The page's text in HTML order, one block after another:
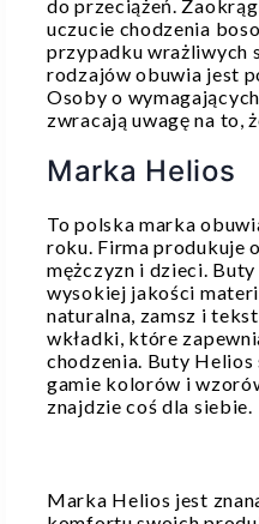
do przeciążeń.
uczucie chodzenia
przypadku wrażliwych
rodzajów obuwia jest
Osoby o
zwracają uwagę na to,
Marka Helios
To polska marka
roku. Firma produkuje
mężczyzn i dzieci.
wysokiej jakości
naturalna, zamsz i
wkładki, które
chodzenia. Buty
gamie kolorów i
znajdzie coś dla siebie.
Marka Helios jest